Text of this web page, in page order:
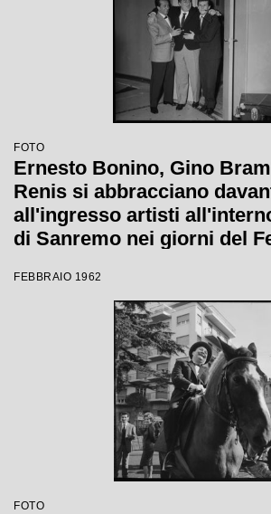
FOTO
Ernesto Bonino, Gino
Renis si abbracciano
all'ingresso artisti
di Sanremo nei giorni del
FEBBRAIO 1962
FOTO